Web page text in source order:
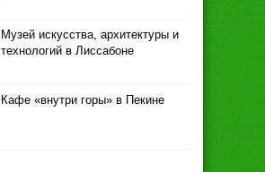
Музей искусства, архитектуры и
технологий в Лиссабоне
Кафе «внутри горы» в Пекине